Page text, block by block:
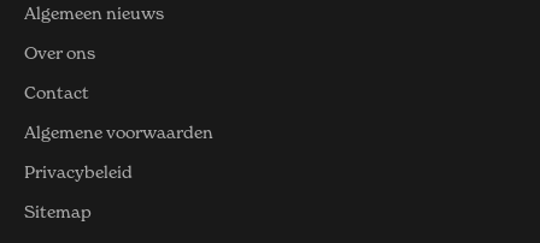
Algemeen nieuws
Over ons
Contact
Algemene voorwaarden
Privacybeleid
Sitemap